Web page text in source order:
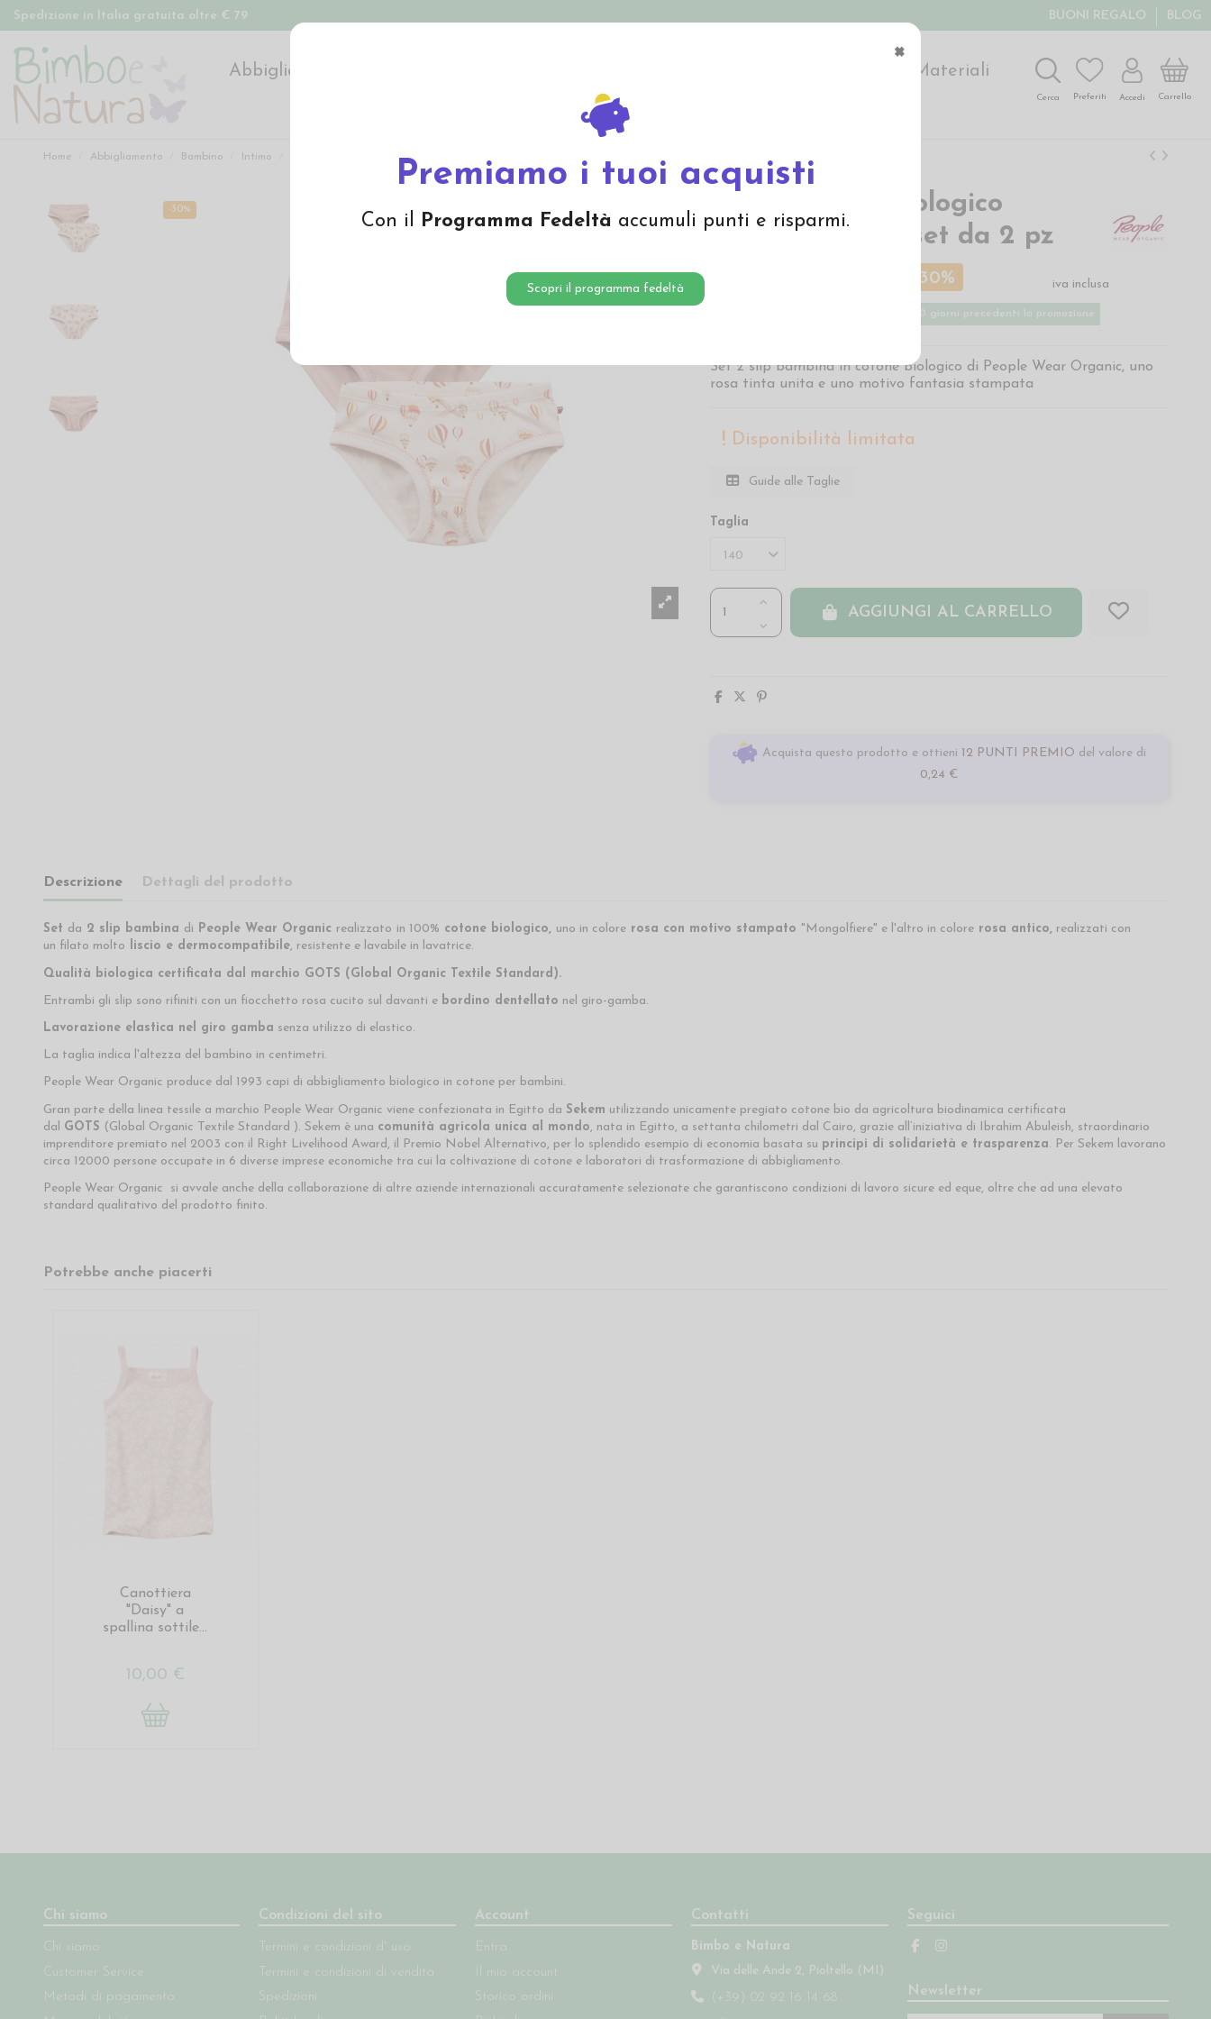
×
Premiamo i tuoi acquisti
Con il Programma Fedeltà accumuli punti e risparmi.
Scopri il programma fedeltà
Spedizione in Italia gratuita oltre € 79 BUONI REGALO BLOG
Abbigliamento
Materiali
Offerte
Cerca Preferiti Accedi Carrello
Home Abbigliamento Bambino Intimo Slip in cotone biologico "Mongolfiere" - set da 2 pz
-30%
Slip in cotone biologico
"Mongolfiere" - set da 2 pz
-30% iva inclusa
11,90 € Prezzo più basso applicato nei 30 giorni precedenti la promozione
Set 2 slip bambina in cotone biologico di People Wear Organic, uno
rosa tinta unita e uno motivo fantasia stampata
Disponibilità limitata
Guide alle Taglie
Taglia
AGGIUNGI AL CARRELLO
Acquista questo prodotto e ottieni 12 PUNTI PREMIO del valore di
0,24 €
Descrizione Dettagli del prodotto
Set da 2 slip bambina di People Wear Organic realizzato in 100% cotone biologico, uno in colorerosa con motivo stampato "Mongolfiere" e l'altro in colorerosa antico,realizzati con
un filato molto liscio e dermocompatibile, resistente e lavabile in lavatrice.
Qualità biologica certificata dal marchio GOTS (Global Organic Textile Standard).
Entrambi gli slip sono rifiniti con un fiocchetto rosa cucito sul davanti e bordino dentellato nel giro-gamba.
Lavorazione elastica nel giro gamba senza utilizzo di elastico.
La taglia indica l'altezza del bambino in centimetri.
People Wear Organic produce dal 1993 capi di abbigliamento biologico in cotone per bambini.
Gran parte della linea tessile a marchio People Wear Organic viene confezionata in Egitto da Sekem utilizzando unicamente pregiato cotone bio da agricoltura biodinamica certificata
dal GOTS (Global Organic Textile Standard ). Sekem è una comunità agricola unica al mondo, nata in Egitto, a settanta chilometri dal Cairo, grazie all’iniziativa di Ibrahim Abuleish, straordinario
imprenditore premiato nel 2003 con il Right Livelihood Award, il Premio Nobel Alternativo, per lo splendido esempio di economia basata su principi di solidarietà e trasparenza. Per Sekem lavorano
circa 12000 persone occupate in 6 diverse imprese economiche tra cui la coltivazione di cotone e laboratori di trasformazione di abbigliamento.
People Wear Organic si avvale anche della collaborazione di altre aziende internazionali accuratamente selezionate che garantiscono condizioni di lavoro sicure ed eque, oltre che ad una elevato
standard qualitativo del prodotto finito.
Potrebbe anche piacerti
Canottiera
"Daisy" a
spallina sottile...
10,00 €
Chi siamo
Chi siamo
Customer Service
Metodi di pagamento
Condizioni del sito
Termini e condizioni d' uso
Termini e condizioni di vendita
Spedizioni
Account
Entra
Il mio account
Storico ordini
Contatti
Bimbo e Natura
Via delle Ande 2, Pioltello (MI)
(+39) 02 92 16 14 68
Seguici
Newsletter